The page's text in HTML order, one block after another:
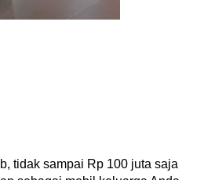
tidak sampai Rp 100 juta saja